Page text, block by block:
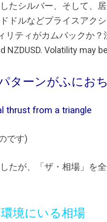
たシルバー、そして、
ドルなどプライスアク
ティがカムバックか？
NZDUSD. Volatility may
ターンがふにお
thrust from a triangle
です)
たが、「ザ・相場」を
境にいる相場